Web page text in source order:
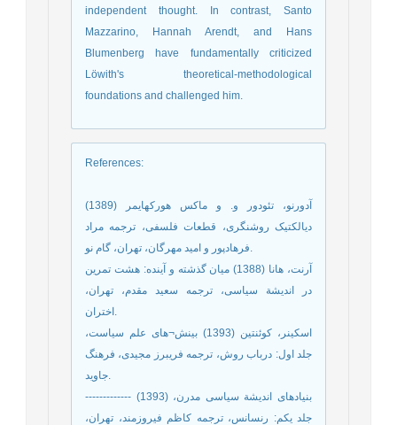
independent thought. In contrast, Santo
Mazzarino, Hannah Arendt, and Hans
Blumenberg have fundamentally criticized
Löwith's theoretical-methodological
foundations and challenged him.
References:
آدورنو، تئودور و. و ماکس هورکهایمر (1389)
دیالکتیک روشنگری، قطعات فلسفی، ترجمه‌ مراد
فرهادپور و امید مهرگان، تهران، گام نو.
آرنت، هانا (1388) میان گذشته و آینده: هشت تمرین
در اندیشة سیاسی، ترجمه سعید مقدم، تهران،
اختران.
اسکینر، کوئنتین (1393) بینش¬های علم سیاست،
جلد اول: درباب روش، ترجمه فریبرز مجیدی، فرهنگ
جاوید.
------------- (1393) بنیادهای اندیشة سیاسی مدرن،
جلد یکم: رنسانس، ترجمه کاظم فیروزمند، تهران،